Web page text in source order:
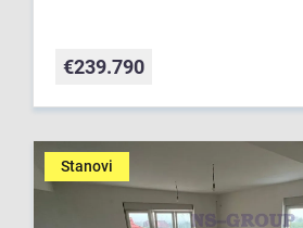
€239.790
Stanovi